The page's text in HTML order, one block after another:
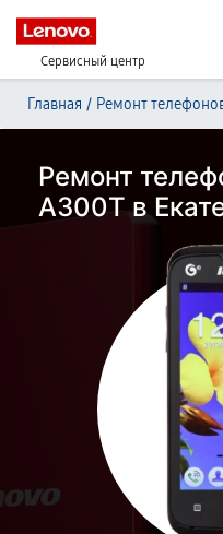
Сервисный центр
Главная / Ремонт
Ремонт
A300T в